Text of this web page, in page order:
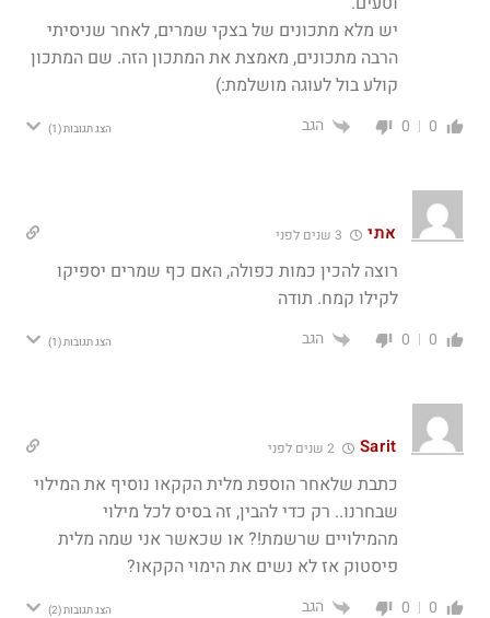
יש מלא מתכונים של בצקי שמרים, לאחר שניסיתי
הרבה מתכונים, מאמצת את המתכון הזה. שם המתכון
קולע בול לעוגה מושלמת:)
0
0 הגב הצג תגובות(1)
אתי
רוצה להכין כמות כפולה, האם כף שמרים יספיקו
לקילו קמח. תודה
0
0 הגב הצג תגובות(1)
Sarit 2 שנים לפני
כתבת שלאחר הוספת מלית הקקאו נוסיף את המילוי
שבחרנו.. רק כדי להבין, זה בסיס לכל מילוי
מהמילויים שרשמת!? או שכאשר אני שמה מלית
פיסטוק אז לא נשים את הימוי הקקאו?
0
0 הגב הצג תגובות(2)